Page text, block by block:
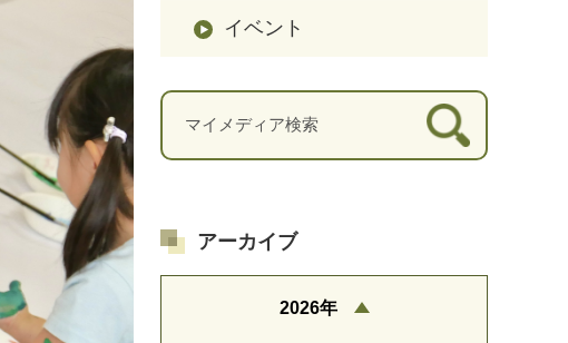
イベント
アーカイブ
2026年